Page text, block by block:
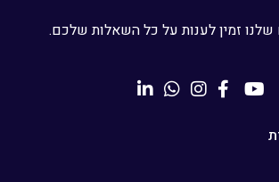
שלנו זמין לענות על כל השאלות שלכם.